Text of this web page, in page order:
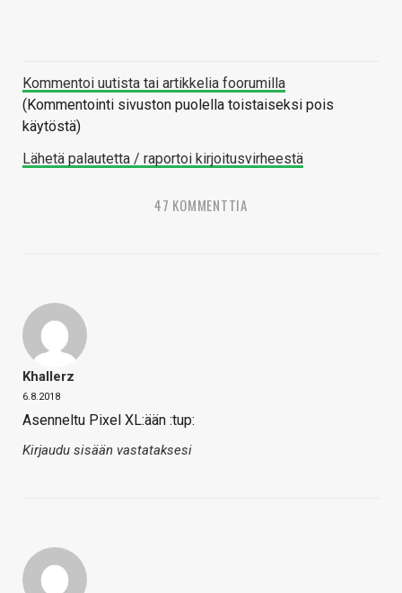
Kommentoi uutista tai artikkelia foorumilla
(Kommentointi sivuston puolella toistaiseksi pois
käytöstä)
Lähetä palautetta / raportoi kirjoitusvirheestä
47 KOMMENTTIA
Khallerz
6.8.2018
Asenneltu Pixel XL:ään :tup:
Kirjaudu sisään vastataksesi